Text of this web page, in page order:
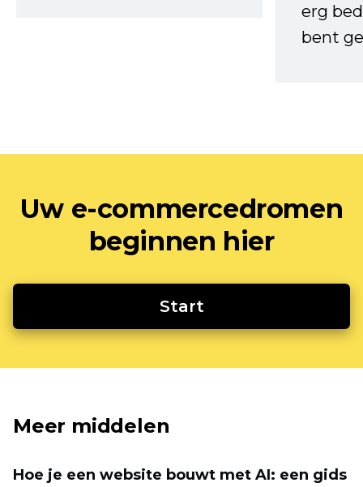
erg
bent
Uw e-commercedromen
beginnen hier
Start
Meer middelen
Hoe je een website bouwt met AI: een gids